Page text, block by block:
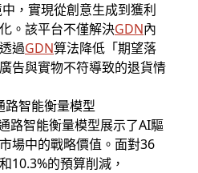
，實現從創意生成到獲利
。該平台不僅解決GDN內
過GDN算法降低「期望落
告與實物不符導致的退貨情
路智能衡量模型
路智能衡量模型展示了AI驅
場中的戰略價值。面對36
10.3%的預算削減，